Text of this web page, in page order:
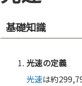
基礎知識
光速の定義
光速は約